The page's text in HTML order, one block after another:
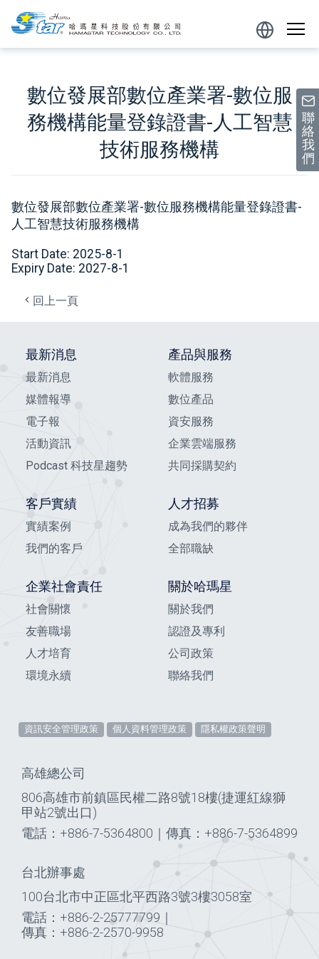
跳到主要內容區塊
聯
絡
我
們
Powered
by
數位發展部數位產業署-數位服
務機構能量登錄證書-人工智慧
技術服務機構
數位發展部數位產業署-數位服務機構能量登錄證書-
人工智慧技術服務機構
Start Date: 2025-8-1
Expiry Date: 2027-8-1
回上一頁
最新消息
最新消息
媒體報導
電子報
活動資訊
Podcast 科技星趨勢
產品與服務
軟體服務
數位產品
資安服務
企業雲端服務
共同採購契約
客戶實績
實績案例
我們的客戶
人才招募
成為我們的夥伴
全部職缺
企業社會責任
社會關懷
友善職場
人才培育
環境永續
關於哈瑪星
關於我們
認證及專利
公司政策
聯絡我們
資訊安全管理政策 個人資料管理政策 隱私權政策聲明
高雄總公司
806高雄市前鎮區民權二路8號18樓(捷運紅線獅
甲站2號出口)
電話：+886-7-5364800 ｜ 傳真：+886-7-5364899
台北辦事處
100台北市中正區北平西路3號3樓3058室
電話：+886-2-25777799 ｜
傳真：+886-2-2570-9958